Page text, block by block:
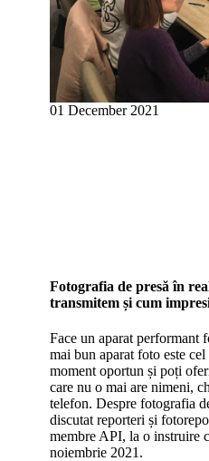
01 December 2021
Fotografia de presă în
transmitem și cum
Face un aparat performant
mai bun aparat foto este
moment oportun și poți
care nu o mai are nimeni,
telefon. Despre fotografia
discutat reporteri și
membre API, la o instruire
noiembrie 2021.